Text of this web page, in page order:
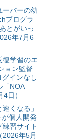
ーバーの幼
プログラ
とがいっ
年7月6
復学習のエ
ョン監督
インなし
「NOA
日）
くなる」
個人開発
練習サイト
2026年5月